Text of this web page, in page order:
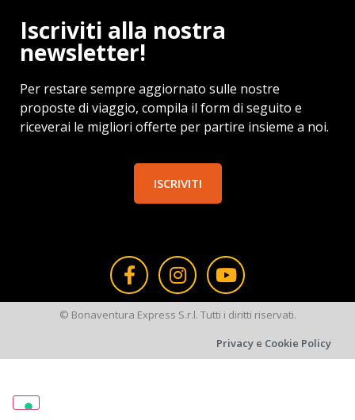
Iscriviti alla nostra
newsletter!
Per restare sempre aggiornato sulle nostre
proposte di viaggio, compila il form di seguito e
riceverai le migliori offerte per partire insieme a noi.
ISCRIVITI
© Bonaventura Express S.r.l. Tutti i diritti riservati.
Privacy e Cookie Policy